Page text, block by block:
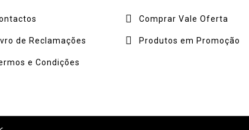
de Reclamações
e Condições
Comprar Vale Oferta
Produtos em Promoção